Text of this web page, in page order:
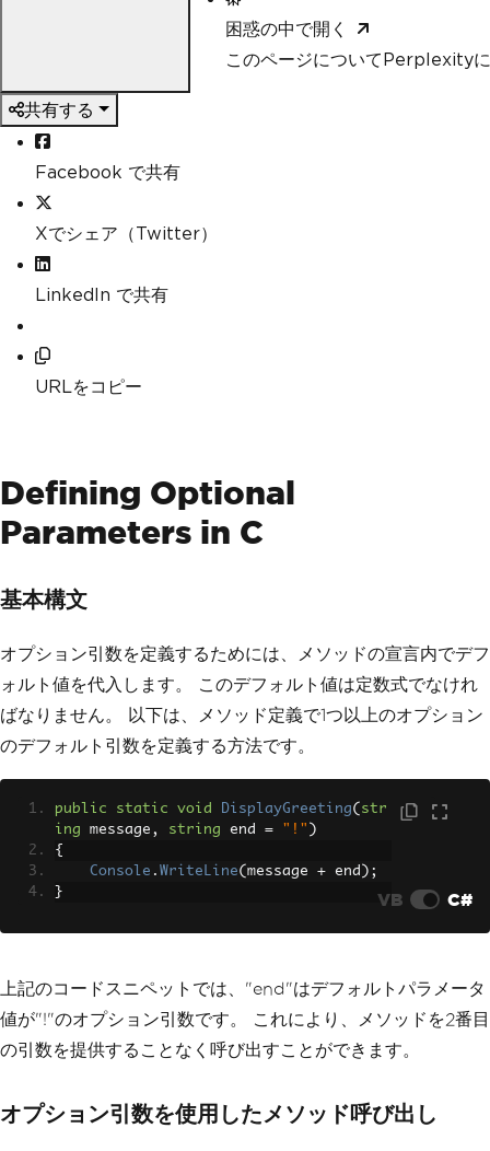
困惑の中で開く
このページについてPerplexity
共有する
Facebook で共有
Xでシェア（Twitter）
LinkedIn で共有
URLをコピー
Defining Optional
Parameters in C
基本構文
オプション引数を定義するためには、メソッドの宣言内でデフ
ォルト値を代入します。 このデフォルト値は定数式でなけれ
ばなりません。 以下は、メソッド定義で1つ以上のオプション
のデフォルト引数を定義する方法です。
public static void DisplayGreeting( str
ing message , string end = "!" )
{
Console . WriteLine( message + end );
}
VB C#
上記のコードスニペットでは、"end"はデフォルトパラメータ
値が"!"のオプション引数です。 これにより、メソッドを2番目
の引数を提供することなく呼び出すことができます。
オプション引数を使用したメソッド呼び出し